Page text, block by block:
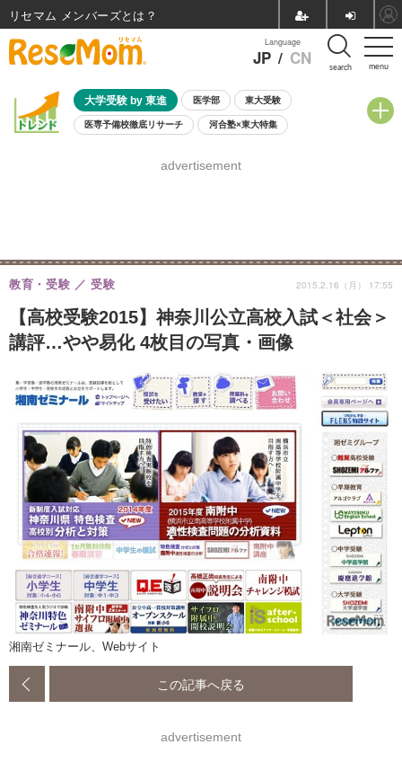
menu
Language
JP / CN search
大学受験 by 東進 医学部 東大受験
医専予備校徹底リサーチ 河合塾×東大特集
8月開催学校説明会・相談会
advertisement
【高校受験2015】神奈川公立高校入試＜社会＞
講評…やや易化 4枚目の写真・画像
教育・受験 受験 2015.2.16（月） 17:55
湘南ゼミナール、Webサイト
この記事へ戻る
advertisement
リセマム メンバーズ